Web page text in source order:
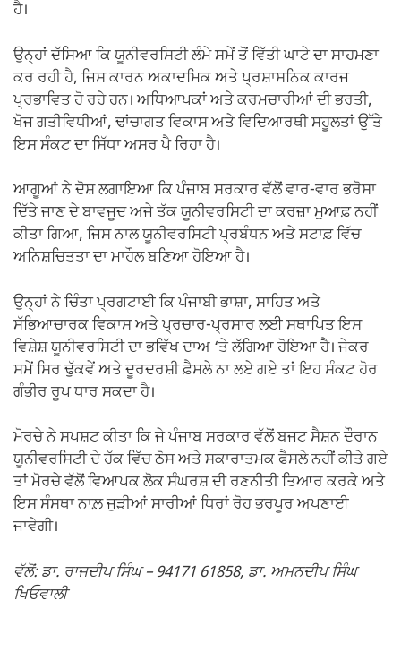
ਹੈ।
ਉਨ੍ਹਾਂ ਦੱਸਿਆ ਕਿ ਯੂਨੀਵਰਸਿਟੀ ਲੰਮੇ ਸਮੇਂ ਤੋਂ ਵਿੱਤੀ ਘਾਟੇ ਦਾ ਸਾਹਮਣਾ
ਕਰ ਰਹੀ ਹੈ, ਜਿਸ ਕਾਰਨ ਅਕਾਦਮਿਕ ਅਤੇ ਪ੍ਰਸ਼ਾਸਨਿਕ ਕਾਰਜ
ਪ੍ਰਭਾਵਿਤ ਹੋ ਰਹੇ ਹਨ। ਅਧਿਆਪਕਾਂ ਅਤੇ ਕਰਮਚਾਰੀਆਂ ਦੀ ਭਰਤੀ,
ਖੋਜ ਗਤੀਵਿਧੀਆਂ, ਢਾਂਚਾਗਤ ਵਿਕਾਸ ਅਤੇ ਵਿਦਿਆਰਥੀ ਸਹੂਲਤਾਂ ਉੱਤੇ
ਇਸ ਸੰਕਟ ਦਾ ਸਿੱਧਾ ਅਸਰ ਪੈ ਰਿਹਾ ਹੈ।
ਆਗੂਆਂ ਨੇ ਦੋਸ਼ ਲਗਾਇਆ ਕਿ ਪੰਜਾਬ ਸਰਕਾਰ ਵੱਲੋਂ ਵਾਰ-ਵਾਰ ਭਰੋਸਾ
ਦਿੱਤੇ ਜਾਣ ਦੇ ਬਾਵਜੂਦ ਅਜੇ ਤੱਕ ਯੂਨੀਵਰਸਿਟੀ ਦਾ ਕਰਜ਼ਾ ਮੁਆਫ਼ ਨਹੀਂ
ਕੀਤਾ ਗਿਆ, ਜਿਸ ਨਾਲ ਯੂਨੀਵਰਸਿਟੀ ਪ੍ਰਬੰਧਨ ਅਤੇ ਸਟਾਫ਼ ਵਿੱਚ
ਅਨਿਸ਼ਚਿਤਤਾ ਦਾ ਮਾਹੌਲ ਬਣਿਆ ਹੋਇਆ ਹੈ।
ਉਨ੍ਹਾਂ ਨੇ ਚਿੰਤਾ ਪ੍ਰਗਟਾਈ ਕਿ ਪੰਜਾਬੀ ਭਾਸ਼ਾ, ਸਾਹਿਤ ਅਤੇ
ਸੱਭਿਆਚਾਰਕ ਵਿਕਾਸ ਅਤੇ ਪ੍ਰਚਾਰ-ਪ੍ਰਸਾਰ ਲਈ ਸਥਾਪਿਤ ਇਸ
ਵਿਸ਼ੇਸ਼ ਯੂਨੀਵਰਸਿਟੀ ਦਾ ਭਵਿੱਖ ਦਾਅ ‘ਤੇ ਲੱਗਿਆ ਹੋਇਆ ਹੈ। ਜੇਕਰ
ਸਮੇਂ ਸਿਰ ਢੁੱਕਵੇਂ ਅਤੇ ਦੂਰਦਰਸ਼ੀ ਫ਼ੈਸਲੇ ਨਾ ਲਏ ਗਏ ਤਾਂ ਇਹ ਸੰਕਟ ਹੋਰ
ਗੰਭੀਰ ਰੂਪ ਧਾਰ ਸਕਦਾ ਹੈ।
ਮੋਰਚੇ ਨੇ ਸਪਸ਼ਟ ਕੀਤਾ ਕਿ ਜੇ ਪੰਜਾਬ ਸਰਕਾਰ ਵੱਲੋਂ ਬਜਟ ਸੈਸ਼ਨ ਦੌਰਾਨ
ਯੂਨੀਵਰਸਿਟੀ ਦੇ ਹੱਕ ਵਿੱਚ ਠੋਸ ਅਤੇ ਸਕਾਰਾਤਮਕ ਫੈਸਲੇ ਨਹੀਂ ਕੀਤੇ ਗਏ
ਤਾਂ ਮੋਰਚੇ ਵੱਲੋਂ ਵਿਆਪਕ ਲੋਕ ਸੰਘਰਸ਼ ਦੀ ਰਣਨੀਤੀ ਤਿਆਰ ਕਰਕੇ ਅਤੇ
ਇਸ ਸੰਸਥਾ ਨਾਲ਼ ਜੁੜੀਆਂ ਸਾਰੀਆਂ ਧਿਰਾਂ ਰੋਹ ਭਰਪੂਰ ਅਪਣਾਈ
ਜਾਵੇਗੀ।
ਵੱਲੋਂ: ਡਾ. ਰਾਜਦੀਪ ਸਿੰਘ – 94171 61858, ਡਾ. ਅਮਨਦੀਪ ਸਿੰਘ
ਖਿਓਵਾਲੀ